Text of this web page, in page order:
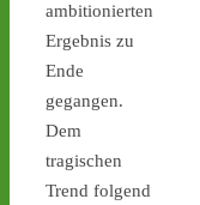
ambitionierten
Ergebnis zu
Ende
gegangen.
Dem
tragischen
Trend folgend